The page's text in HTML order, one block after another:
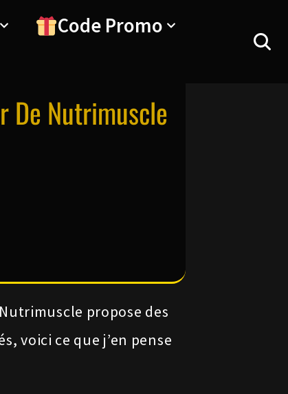
Code Promo
De Nutrimuscle
propose des
voici ce que j’en pense